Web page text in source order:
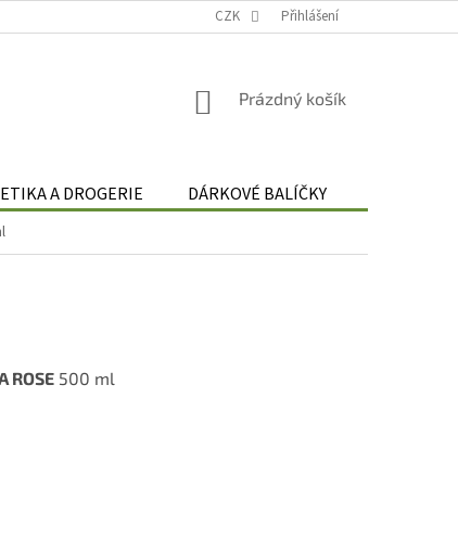
Odstoupení od smlouvy
CZK Přihlášení
NÁKUPNÍ
Prázdný košík
A DROGERIE DÁRKOVÉ BALÍČKY
ROSE 500 ml